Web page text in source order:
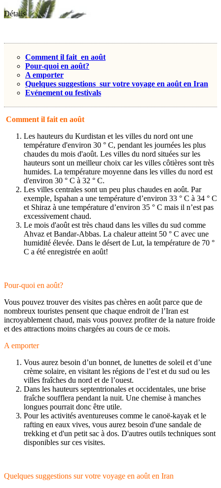
Détails
Comment il fait en août
Pour-quoi en août?
A emporter
Quelques suggestions sur votre voyage en août en Iran
Evénement ou festivals
Comment il fait en août
Les hauteurs du Kurdistan et les villes du nord ont une
température d'environ 30 ° C, pendant les journées les plus
chaudes du mois d'août. Les villes du nord situées sur les
hauteurs sont un meilleur choix car les villes côtières sont très
humides. La température moyenne dans les villes du nord est
d'environ 30 ° C à 32 ° C.
Les villes centrales sont un peu plus chaudes en août. Par
exemple, Ispahan a une température d’environ 33 ° C à 34 ° C
et Shiraz à une température d’environ 35 ° C mais il n’est pas
excessivement chaud.
Le mois d'août est très chaud dans les villes du sud comme
Ahvaz et Bandar-Abbas. La chaleur atteint 50 ° C avec une
humidité élevée. Dans le désert de Lut, la température de 70 °
C a été enregistrée en août!
Pour-quoi en août?
Vous pouvez trouver des visites pas chères en août parce que de
nombreux touristes pensent que chaque endroit de l’Iran est
incroyablement chaud, mais vous pouvez profiter de la nature froide
et des attractions moins chargées au cours de ce mois.
A emporter
Vous aurez besoin d’un bonnet, de lunettes de soleil et d’une
crème solaire, en visitant les régions de l’est et du sud ou les
villes fraîches du nord et de l’ouest.
Dans les hauteurs septentrionales et occidentales, une brise
fraîche soufflera pendant la nuit. Une chemise à manches
longues pourrait donc être utile.
Pour les activités aventureuses comme le canoë-kayak et le
rafting en eaux vives, vous aurez besoin d'une sandale de
trekking et d'un petit sac à dos. D'autres outils techniques sont
disponibles sur ces visites.
Quelques suggestions sur votre voyage en août en Iran